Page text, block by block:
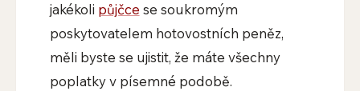
jakékoli půjčce se soukromým
poskytovatelem hotovostních peněz,
měli byste se ujistit, že máte všechny
poplatky v písemné podobě.